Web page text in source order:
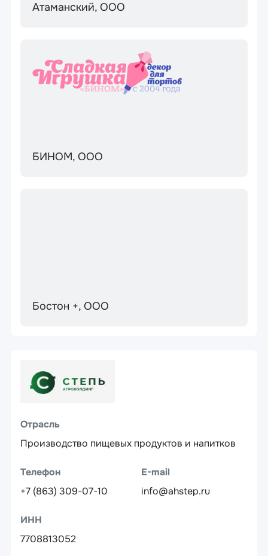
Отрасль
Производство пищевых продуктов и напитков
Телефон
+7 (863) 309-07-10
E-mail
info@ahstep.ru
ИНН
7708813052
Атаманский, ООО
БИНОМ, ООО
Бостон +, ООО